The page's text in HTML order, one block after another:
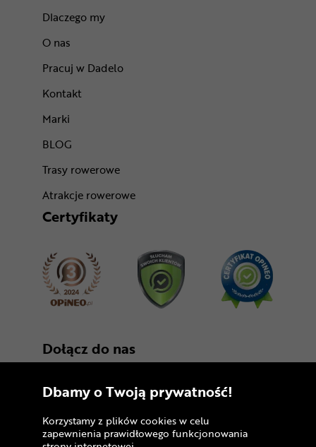
Dlaczego my
O nas
Pracuj w Dadelo
Kontakt
Marki
BLOG
Trasy rowerowe
Atrakcje rowerowe
Certyfikaty
Dołącz do nas
Dbamy o Twoją prywatność!
Korzystamy z plików cookies w celu
zapewnienia prawidłowego funkcjonowania